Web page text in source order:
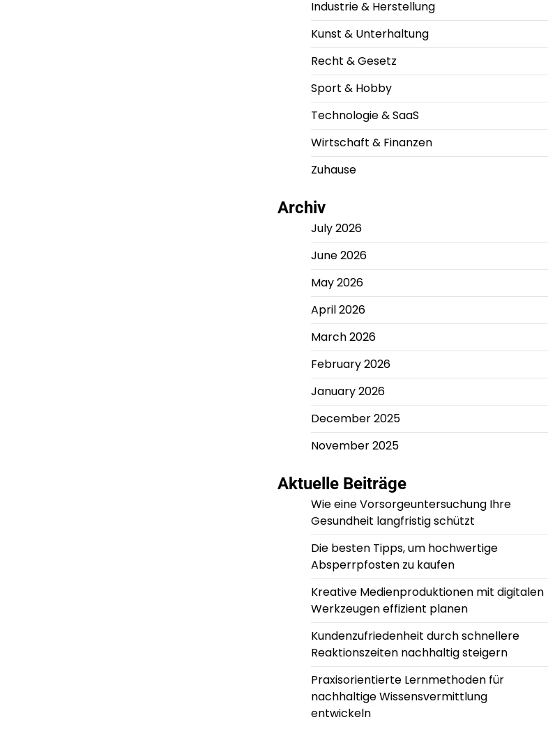
Industrie & Herstellung
Kunst & Unterhaltung
Recht & Gesetz
Sport & Hobby
Technologie & SaaS
Wirtschaft & Finanzen
Zuhause
Archiv
July 2026
June 2026
May 2026
April 2026
March 2026
February 2026
January 2026
December 2025
November 2025
Aktuelle Beiträge
Wie eine Vorsorgeuntersuchung Ihre
Gesundheit langfristig schützt
Die besten Tipps, um hochwertige
Absperrpfosten zu kaufen
Kreative Medienproduktionen mit digitalen
Werkzeugen effizient planen
Kundenzufriedenheit durch schnellere
Reaktionszeiten nachhaltig steigern
Praxisorientierte Lernmethoden für
nachhaltige Wissensvermittlung
entwickeln